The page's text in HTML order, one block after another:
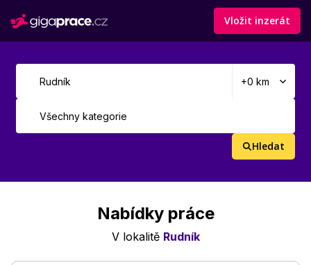
Vložit inzerát
Hledat
Nabídky práce
V lokalitě Rudník